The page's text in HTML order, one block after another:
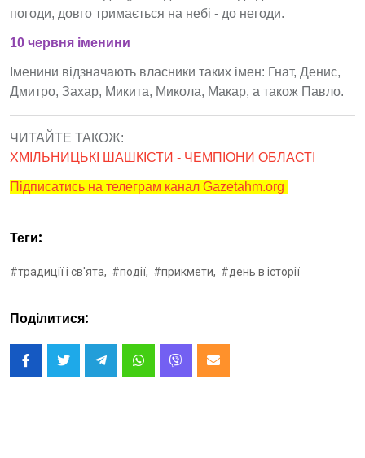
погоди, довго тримається на небі - до негоди.
10 червня іменини
Іменини відзначають власники таких імен: Гнат, Денис,
Дмитро, Захар, Микита, Микола, Макар, а також Павло.
ЧИТАЙТЕ ТАКОЖ:
ХМІЛЬНИЦЬКІ ШАШКІСТИ - ЧЕМПІОНИ ОБЛАСТІ
Підписатись на телеграм канал Gazetahm.org
Теги:
#традиції і св'ята, #події, #прикмети, #день в історії
Поділитися: